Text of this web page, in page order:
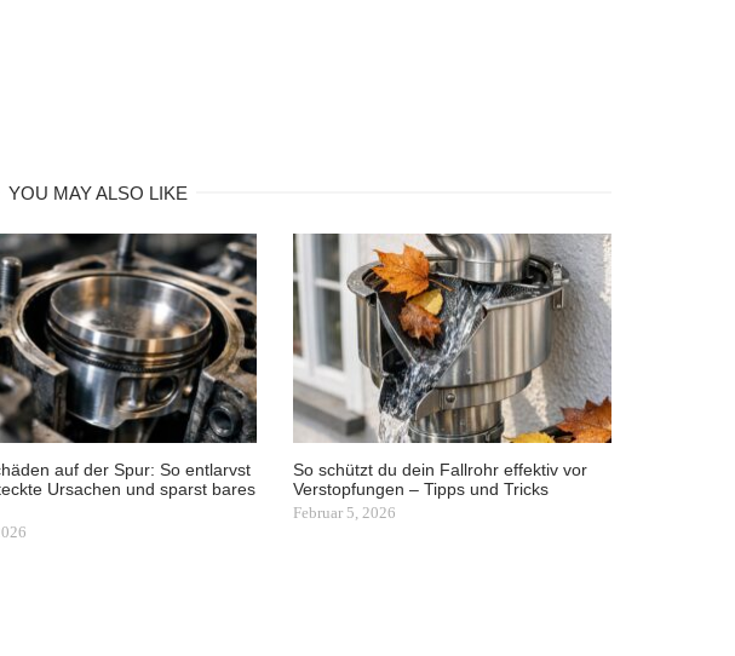
YOU MAY ALSO LIKE
auf der Spur: So entlarvst
Ursachen und sparst bares
So schützt du dein Fallrohr effektiv vor
Verstopfungen – Tipps und Tricks
Februar 5, 2026